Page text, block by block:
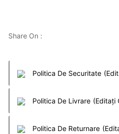
Share On :
Politica De Securitate
Politica De Livrare (editați
Politica De Returnare